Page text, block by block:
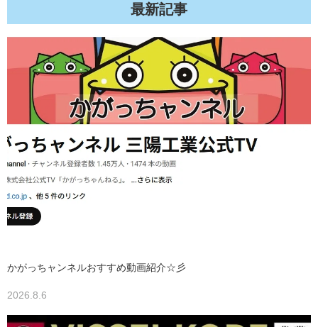
最新記事
かがっちャンネルおすすめ動画紹介☆彡
2026.8.6